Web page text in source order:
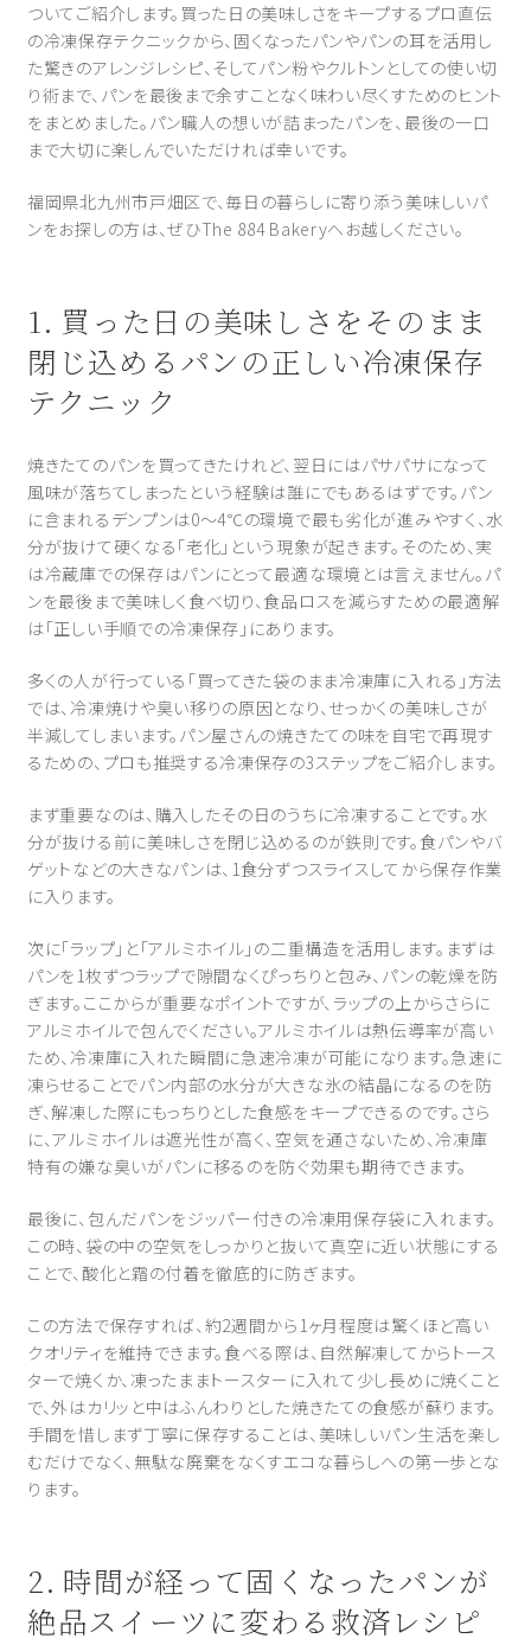
ついてご紹介します。買った日の美味しさをキープするプロ直伝
の冷凍保存テクニックから、固くなったパンやパンの耳を活用し
た驚きのアレンジレシピ、そしてパン粉やクルトンとしての使い切
り術まで、パンを最後まで余すことなく味わい尽くすためのヒント
をまとめました。パン職人の想いが詰まったパンを、最後の一口
まで大切に楽しんでいただければ幸いです。
福岡県北九州市戸畑区で、毎日の暮らしに寄り添う美味しいパ
ンをお探しの方は、ぜひThe 884 Bakeryへお越しください。
1. 買った日の美味しさをそのまま
閉じ込めるパンの正しい冷凍保存
テクニック
焼きたてのパンを買ってきたけれど、翌日にはパサパサになって
風味が落ちてしまったという経験は誰にでもあるはずです。パン
に含まれるデンプンは0〜4℃の環境で最も劣化が進みやすく、水
分が抜けて硬くなる「老化」という現象が起きます。そのため、実
は冷蔵庫での保存はパンにとって最適な環境とは言えません。パ
ンを最後まで美味しく食べ切り、食品ロスを減らすための最適解
は「正しい手順での冷凍保存」にあります。
多くの人が行っている「買ってきた袋のまま冷凍庫に入れる」方法
では、冷凍焼けや臭い移りの原因となり、せっかくの美味しさが
半減してしまいます。パン屋さんの焼きたての味を自宅で再現す
るための、プロも推奨する冷凍保存の3ステップをご紹介します。
まず重要なのは、購入したその日のうちに冷凍することです。水
分が抜ける前に美味しさを閉じ込めるのが鉄則です。食パンやバ
ゲットなどの大きなパンは、1食分ずつスライスしてから保存作業
に入ります。
次に「ラップ」と「アルミホイル」の二重構造を活用します。まずは
パンを1枚ずつラップで隙間なくぴっちりと包み、パンの乾燥を防
ぎます。ここからが重要なポイントですが、ラップの上からさらに
アルミホイルで包んでください。アルミホイルは熱伝導率が高い
ため、冷凍庫に入れた瞬間に急速冷凍が可能になります。急速に
凍らせることでパン内部の水分が大きな氷の結晶になるのを防
ぎ、解凍した際にもっちりとした食感をキープできるのです。さら
に、アルミホイルは遮光性が高く、空気を通さないため、冷凍庫
特有の嫌な臭いがパンに移るのを防ぐ効果も期待できます。
最後に、包んだパンをジッパー付きの冷凍用保存袋に入れます。
この時、袋の中の空気をしっかりと抜いて真空に近い状態にする
ことで、酸化と霜の付着を徹底的に防ぎます。
この方法で保存すれば、約2週間から1ヶ月程度は驚くほど高い
クオリティを維持できます。食べる際は、自然解凍してからトース
ターで焼くか、凍ったままトースターに入れて少し長めに焼くこと
で、外はカリッと中はふんわりとした焼きたての食感が蘇ります。
手間を惜しまず丁寧に保存することは、美味しいパン生活を楽し
むだけでなく、無駄な廃棄をなくすエコな暮らしへの第一歩とな
ります。
2. 時間が経って固くなったパンが
絶品スイーツに変わる救済レシピ